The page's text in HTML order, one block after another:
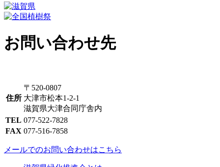
お問い合わせ先
住所
〒520-0807
大津市松本1-2-1
滋賀県大津合同庁舎内
TEL 077-522-7828
FAX 077-516-7858
メールでのお問い合わせはこちら